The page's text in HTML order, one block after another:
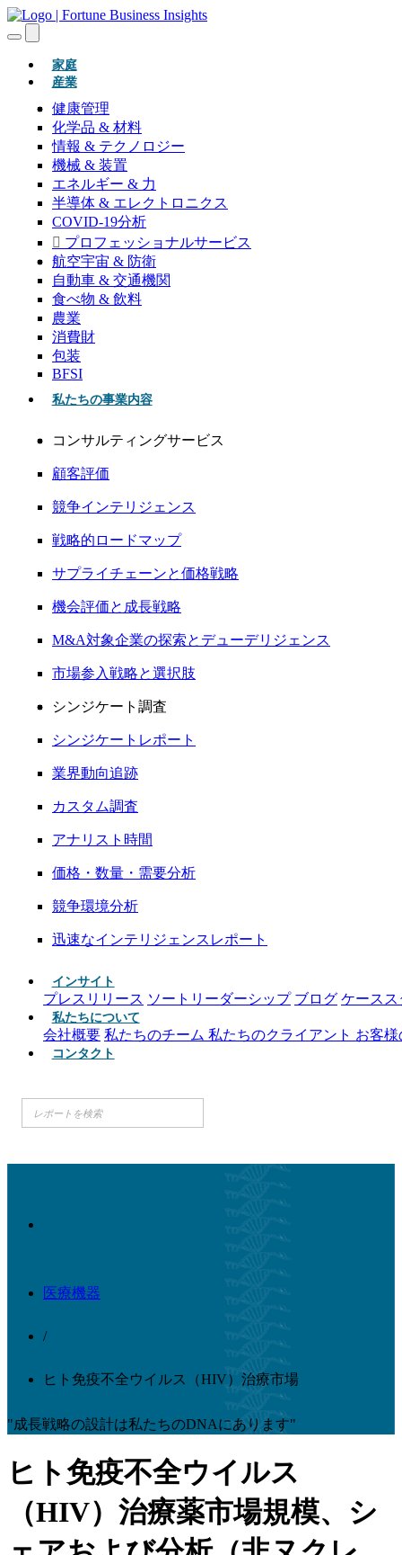
家庭(現在)
産業
健康管理
化学品 & 材料
情報 & テクノロジー
機械 & 装置
エネルギー & 力
半導体 & エレクトロニクス
COVID-19分析
プロフェッショナルサービス
航空宇宙 & 防衛
自動車 & 交通機関
食べ物 & 飲料
農業
消費財
包装
BFSI
私たちの事業内容
コンサルティングサービス
顧客評価
競争インテリジェンス
戦略的ロードマップ
サプライチェーンと価格戦略
機会評価と成長戦略
M&A対象企業の探索とデューデリジェンス
市場参入戦略と選択肢
シンジケート調査
シンジケートレポート
業界動向追跡
カスタム調査
アナリスト時間
価格・数量・需要分析
競争環境分析
迅速なインテリジェンスレポート
インサイト
プレスリリース ソートリーダーシップ ブログ ケースス
私たちについて
会社概要 私たちのチーム 私たちのクライアント お客
コンタクト
医療機器
/
ヒト免疫不全ウイルス（HIV）治療市場
"成長戦略の設計は私たちのDNAにあります"
ヒト免疫不全ウイルス
（HIV）治療薬市場規模、シ